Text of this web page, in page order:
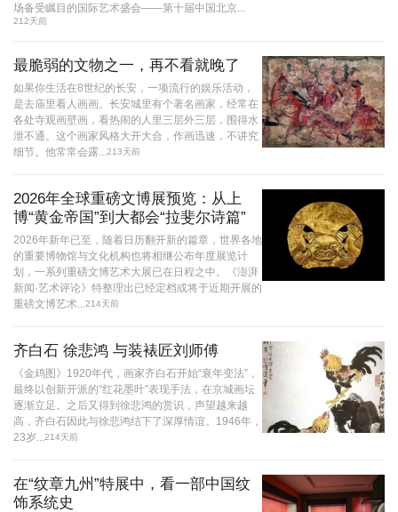
场备受瞩目的国际艺术盛会——第十届中国北京...
212天前
最脆弱的文物之一，再不看就晚了
如果你生活在8世纪的长安，一项流行的娱乐活动，
是去庙里看人画画。长安城里有个著名画家，经常在
各处寺观画壁画，看热闹的人里三层外三层，围得水
泄不通。这个画家风格大开大合，作画迅速，不讲究
细节。他常常会露...
213天前
2026年全球重磅文博展预览：从上
博“黄金帝国”到大都会“拉斐尔诗篇”
2026年新年已至，随着日历翻开新的篇章，世界各地
的重要博物馆与文化机构也将相继公布年度展览计
划，一系列重磅文博艺术大展已在日程之中。《澎湃
新闻·艺术评论》特整理出已经定档或将于近期开展的
重磅文博艺术...
214天前
齐白石 徐悲鸿 与装裱匠刘师傅
《金鸡图》1920年代，画家齐白石开始“衰年变法”，
最终以创新开派的“红花墨叶”表现手法，在京城画坛
逐渐立足。之后又得到徐悲鸿的赏识，声望越来越
高，齐白石因此与徐悲鸿结下了深厚情谊。1946年，
23岁...
214天前
在“纹章九州”特展中，看一部中国纹
饰系统史